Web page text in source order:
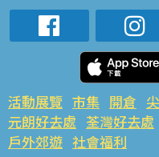
活動展覽 市集 開倉
元朗好去處 荃灣好去處
戶外郊遊 社會福利